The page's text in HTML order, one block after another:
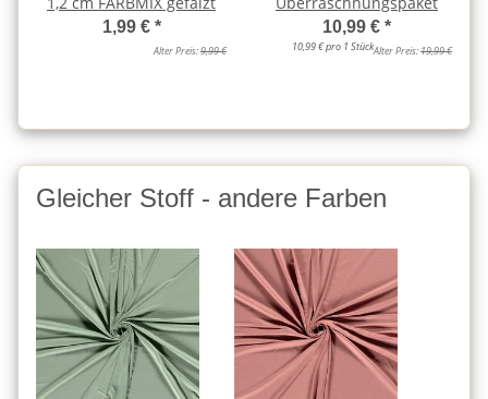
1,99 € *
Alter Preis:9,99 €
10,99 € *
10,99 € pro 1 StückAlter Preis:19,99 €
Gleicher Stoff - andere Farben